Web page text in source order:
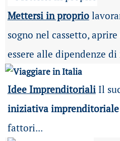
Mettersi in proprio
sogno nel cassetto,
essere alle dipendenze di
Idee ImprenditorialiIl
iniziativa imprenditoriale
fattori...